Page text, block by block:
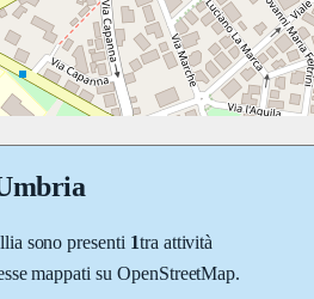
sono presenti 1tra attività
mappati su OpenStreetMap.